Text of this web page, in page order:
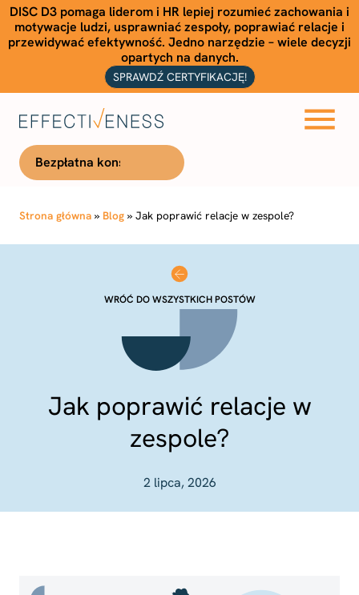
DISC D3 pomaga liderom i HR lepiej rozumieć zachowania i
motywacje ludzi, usprawniać zespoły, poprawiać relacje i
przewidywać efektywność. Jedno narzędzie – wiele decyzji
opartych na danych.
SPRAWDŹ CERTYFIKACJĘ!
Bezpłatna konsultacja
Strona główna » Blog » Jak poprawić relacje w zespole?
WRÓĆ DO WSZYSTKICH POSTÓW
Jak poprawić relacje w
zespole?
2 lipca, 2026